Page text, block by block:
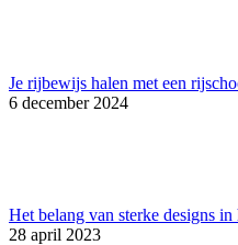
Je rijbewijs halen met een
6 december 2024
Het belang van sterke designs
28 april 2023